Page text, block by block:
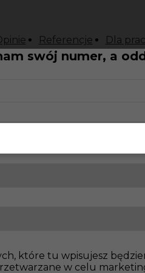
Referencje Dla
swój numer, a
które tu wpisujesz
w celu